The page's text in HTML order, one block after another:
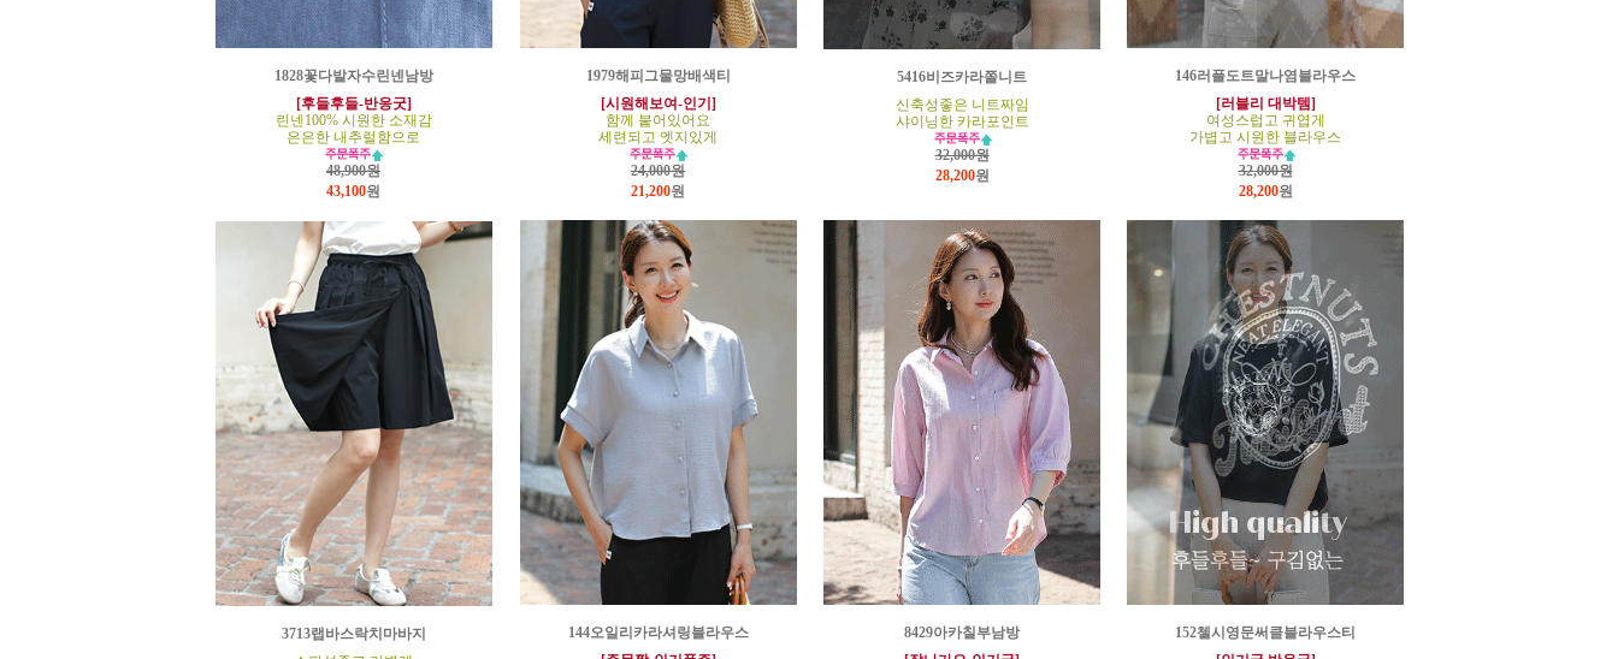
1828꽃다발자수린넨남방
[후들후들-반응굿]
린넨100% 시원한 소재감
은은한 내추럴함으로
48,900원
43,100원
1979해피그물망배색티
[시원해보여-인기]
함께 붙어있어요
세련되고 엣지있게
24,000원
21,200원
5416비즈카라쫄니트
신축성좋은 니트짜임
샤이닝한 카라포인트
32,000원
28,200원
146러플도트말나염블라우스
[러블리 대박템]
여성스럽고 귀엽게
가볍고 시원한 블라우스
32,000원
28,200원
3713랩바스락치마바지
144오일리카라셔링블라우스
8429아카칠부남방
152첼시영문써클블라우스티